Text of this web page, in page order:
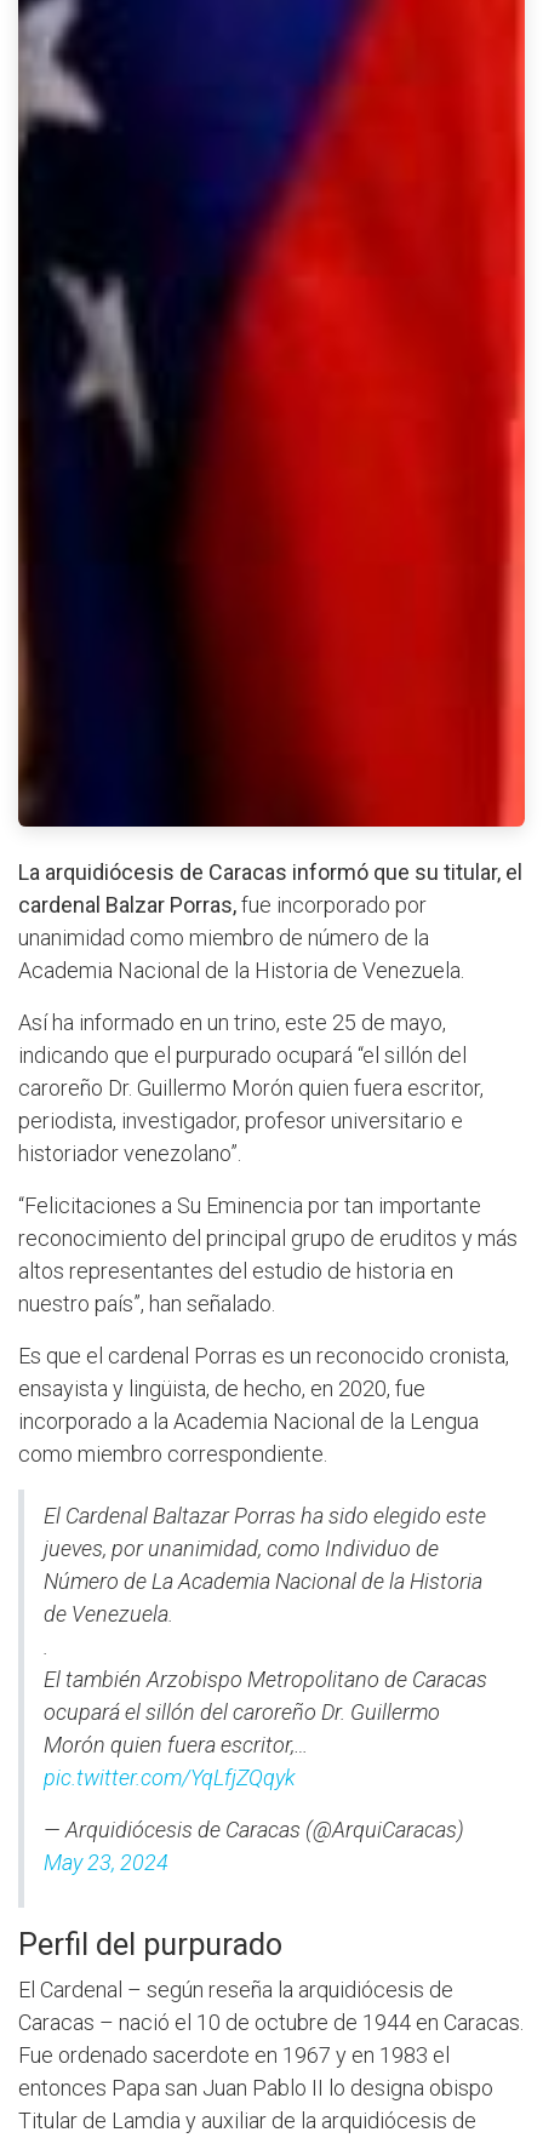
La arquidiócesis de Caracas informó que su titular, el
cardenal Balzar Porras,fue incorporado por
unanimidad como miembro de número de la
Academia Nacional de la Historia de Venezuela.
Así ha informado en un trino, este 25 de mayo,
indicando que el purpurado ocupará “el sillón del
caroreño Dr. Guillermo Morón quien fuera escritor,
periodista, investigador, profesor universitario e
historiador venezolano”.
“Felicitaciones a Su Eminencia por tan importante
reconocimiento del principal grupo de eruditos y más
altos representantes del estudio de historia en
nuestro país”, han señalado.
Es que el cardenal Porras es un reconocido cronista,
ensayista y lingüista, de hecho, en 2020, fue
incorporado a la Academia Nacional de la Lengua
como miembro correspondiente.
El Cardenal Baltazar Porras ha sido elegido este
jueves, por unanimidad, como Individuo de
Número de La Academia Nacional de la Historia
de Venezuela.
El también Arzobispo Metropolitano de Caracas
ocupará el sillón del caroreño Dr. Guillermo
Morón quien fuera escritor,…
pic.twitter.com/YqLfjZQqyk
— Arquidiócesis de Caracas (@ArquiCaracas)
May 23, 2024
Perfil del purpurado
El Cardenal – según reseña la arquidiócesis de
Caracas – nació el 10 de octubre de 1944 en Caracas.
Fue ordenado sacerdote en 1967 y en 1983 el
entonces Papa san Juan Pablo II lo designa obispo
Titular de Lamdia y auxiliar de la arquidiócesis de